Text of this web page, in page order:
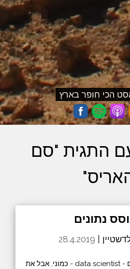
הכי חופר בארץ
התגית "סם
|
28.4.2019
עמרי הוא מדען נתונים - data scientist - כמוני, אבל את